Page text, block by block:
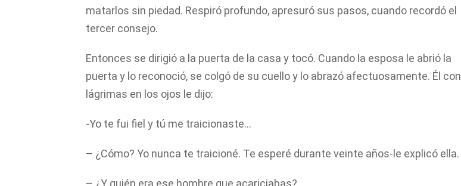
matarlos sin piedad. Respiró profundo, apresuró sus pasos, cuando recordó el
tercer consejo.
Entonces se dirigió a la puerta de la casa y tocó. Cuando la esposa le abrió la
puerta y lo reconoció, se colgó de su cuello y lo abrazó afectuosamente. Él con
lágrimas en los ojos le dijo:
-Yo te fui fiel y tú me traicionaste…
– ¿Cómo? Yo nunca te traicioné. Te esperé durante veinte años-le explicó ella.
– ¿Y quién era ese hombre que acariciabas?